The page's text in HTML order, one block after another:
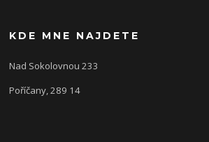
KDE MNE NAJDETE
Nad Sokolovnou 233
Poříčany, 289 14